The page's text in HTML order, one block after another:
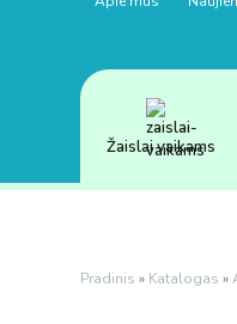
Žaislai vaikams
Pradinis » Katalogas »